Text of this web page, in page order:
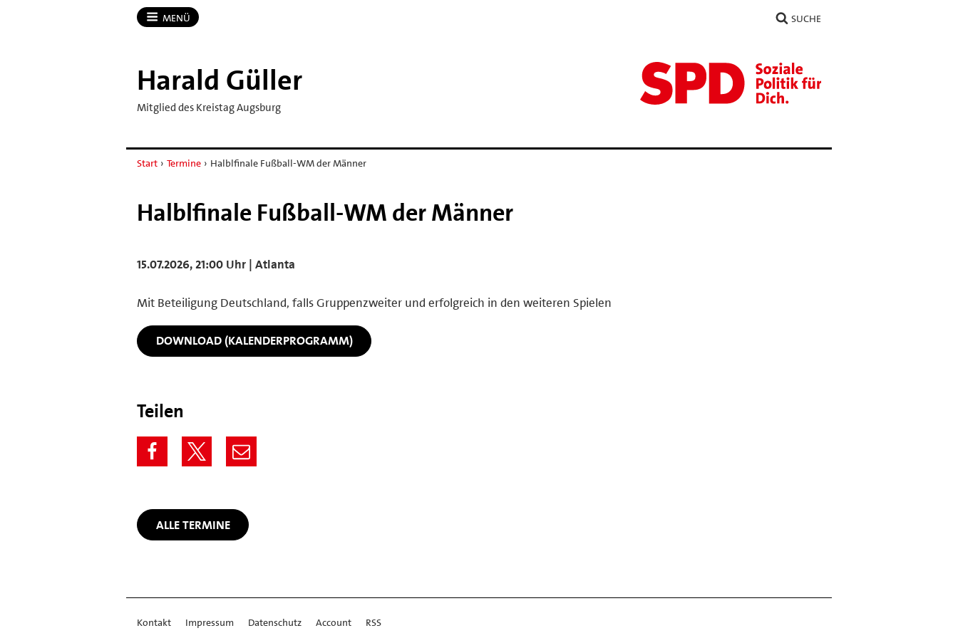
MENÜ SUCHE
Harald Güller
Mitglied des Kreistag Augsburg
Start › Termine › Halblfinale Fußball-WM der Männer
Halblfinale Fußball-WM der Männer
15.07.2026, 21:00 Uhr | Atlanta
Mit Beteiligung Deutschland, falls Gruppenzweiter und erfolgreich in den weiteren Spielen
DOWNLOAD (KALENDERPROGRAMM)
Teilen
ALLE TERMINE
Kontakt Impressum Datenschutz Account RSS